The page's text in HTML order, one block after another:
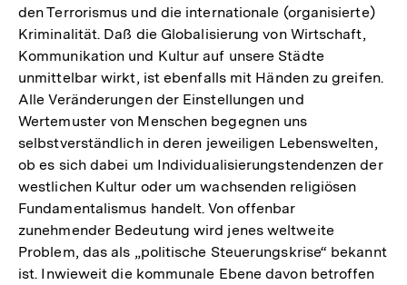
den Terrorismus und die internationale (organisierte)
Kriminalität. Daß die Globalisierung von Wirtschaft,
Kommunikation und Kultur auf unsere Städte
unmittelbar wirkt, ist ebenfalls mit Händen zu greifen.
Alle Veränderungen der Einstellungen und
Wertemuster von Menschen begegnen uns
selbstverständlich in deren jeweiligen Lebenswelten,
ob es sich dabei um Individualisierungstendenzen der
westlichen Kultur oder um wachsenden religiösen
Fundamentalismus handelt. Von offenbar
zunehmender Bedeutung wird jenes weltweite
Problem, das als „politische Steuerungskrise“ bekannt
ist. Inwieweit die kommunale Ebene davon betroffen